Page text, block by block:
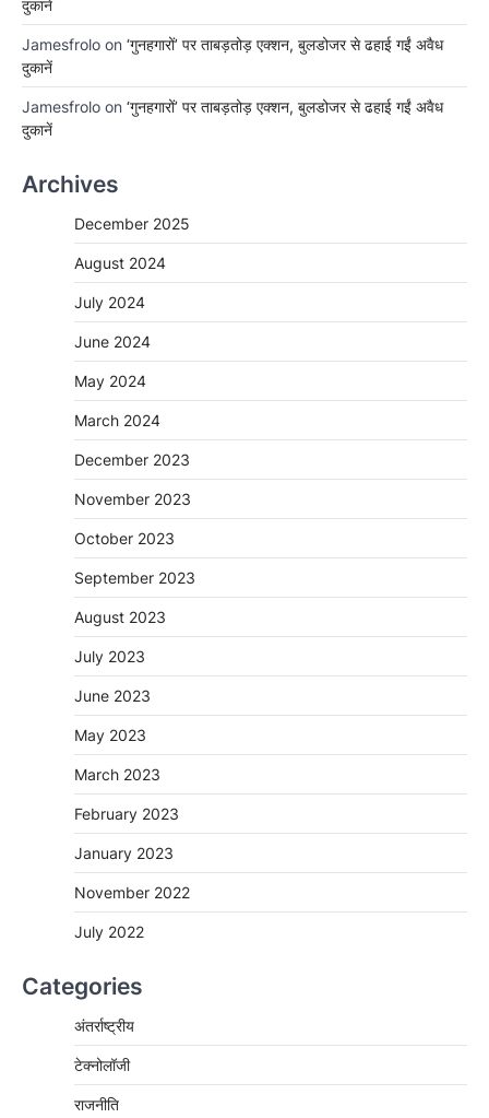
दुकानें
Jamesfrolo on ‘गुनहगारों’ पर ताबड़तोड़ एक्शन, बुलडोजर से ढहाई गईं अवैध
दुकानें
Jamesfrolo on ‘गुनहगारों’ पर ताबड़तोड़ एक्शन, बुलडोजर से ढहाई गईं अवैध
दुकानें
Archives
December 2025
August 2024
July 2024
June 2024
May 2024
March 2024
December 2023
November 2023
October 2023
September 2023
August 2023
July 2023
June 2023
May 2023
March 2023
February 2023
January 2023
November 2022
July 2022
Categories
अंतर्राष्ट्रीय
टेक्नोलॉजी
राजनीति